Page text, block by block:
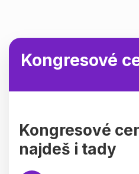
Kongresové
Kongresové
najdeš i tady